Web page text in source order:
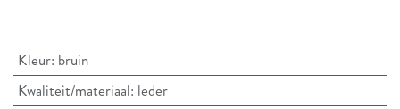
Kleur: bruin
Kwaliteit/materiaal: leder